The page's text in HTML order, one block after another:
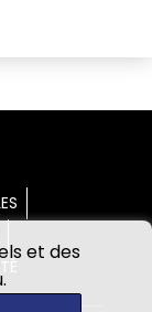
et des